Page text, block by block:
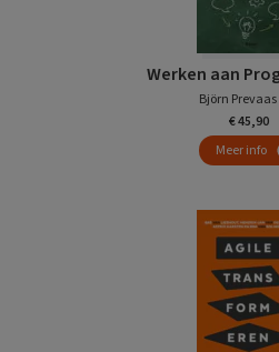
Werken aan
Björn Prevaas
€ 45,90
Meer info